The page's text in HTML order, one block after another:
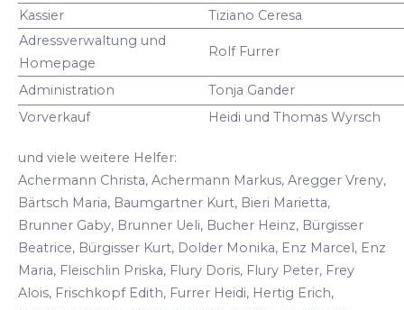
Kassier
Tiziano Ceresa
Adressverwaltung und
Homepage
Rolf Furrer
Administration
Tonja Gander
Vorverkauf
Heidi und Thomas Wyrsch
und viele weitere Helfer:
Achermann Christa, Achermann Markus, Aregger Vreny,
Bärtsch Maria, Baumgartner Kurt, Bieri Marietta,
Brunner Gaby, Brunner Ueli, Bucher Heinz, Bürgisser
Beatrice, Bürgisser Kurt, Dolder Monika, Enz Marcel, Enz
Maria, Fleischlin Priska, Flury Doris, Flury Peter, Frey
Alois, Frischkopf Edith, Furrer Heidi, Hertig Erich,